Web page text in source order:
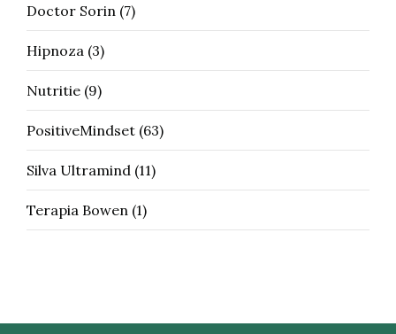
Doctor Sorin (7)
Hipnoza (3)
Nutritie (9)
PositiveMindset (63)
Silva Ultramind (11)
Terapia Bowen (1)